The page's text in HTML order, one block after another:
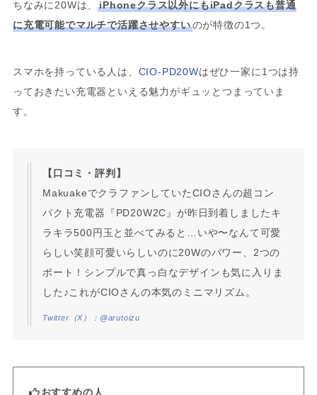
ちなみに20Wは、iPhoneクラス以外にもiPadクラスも普通
に充電可能でマルチで活躍させやすいのが特徴の1つ。
スマホを持っている人は、 CIO-PD20Wはぜひ一家に1つは持
っておきたい充電器といえる魅力がギュッとつまっていま
す。
【口コミ・評判】
MakuakeでクラファンしていたCIOさんの超コン
パクト充電器『PD20W2C』が昨日到着しましたキ
ラキラ500円玉と並べてみると…いや〜なんて可愛
らしい笑顔可愛いらしいのに20Wのパワー、2つの
ポート！シンプルで真っ白なデザインも気に入りま
した♪これがCIOさんの本気のミニマリズム。
Twitter（X）：@arutoizu
おすすめの人